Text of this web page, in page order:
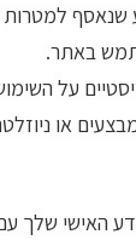
נגישות
פרטיות
/ הרשם
למטרות
באתר.
על
או
האישי שלך